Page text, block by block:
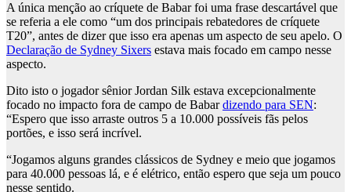
A única menção ao críquete de Babar foi uma frase descartável que
se referia a ele como “um dos principais rebatedores de críquete
T20”, antes de dizer que isso era apenas um aspecto de seu apelo. O
Declaração de Sydney Sixers estava mais focado em campo nesse
aspecto.
Dito isto o jogador sênior Jordan Silk estava excepcionalmente
focado no impacto fora de campo de Babardizendo para SEN:
“Espero que isso arraste outros 5 a 10.000 possíveis fãs pelos
portões, e isso será incrível.
“Jogamos alguns grandes clássicos de Sydney e meio que jogamos
para 40.000 pessoas lá, e é elétrico, então espero que seja um pouco
nesse sentido.